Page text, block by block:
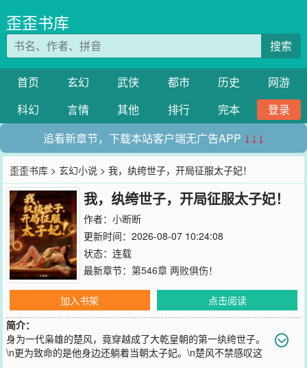
歪歪书库
搜索
首页 玄幻 武侠 都市 历史
网游
科幻
言情 其他 排行 完本
登录
追看新章节，下载本站客户端无广告APP ↓↓↓
歪歪书库 >玄幻小说 > 我，纨绔世子，开局征服太子妃！
我，纨绔世子，开局征服太子妃！
作者： 小断断
更新时间：2026-08-07 10:24:08
状态：连载
最新章节： 第546章 两败俱伤！
加入书架
点击阅读
简介：
身为一代枭雄的楚风，竟穿越成了大乾皇朝的第一纨绔世子。
\n更为致命的是他身边还躺着当朝太子妃。\n楚风不禁感叹这